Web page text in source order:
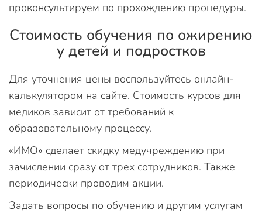
проконсультируем по прохождению процедуры.
Стоимость обучения по ожирению
у детей и подростков
Для уточнения цены воспользуйтесь онлайн-
калькулятором на сайте. Стоимость курсов для
медиков зависит от требований к
образовательному процессу.
«ИМО» сделает скидку медучреждению при
зачислении сразу от трех сотрудников. Также
периодически проводим акции.
Задать вопросы по обучению и другим услугам